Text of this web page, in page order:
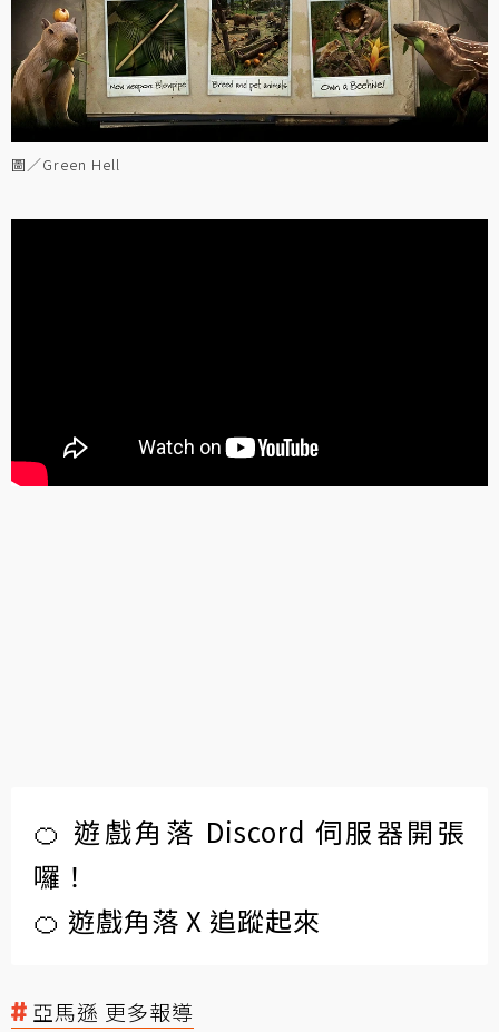
圖／Green Hell
🍊 遊戲角落 Discord 伺服器開張
囉！
🍊 遊戲角落 X 追蹤起來
亞馬遜 更多報導